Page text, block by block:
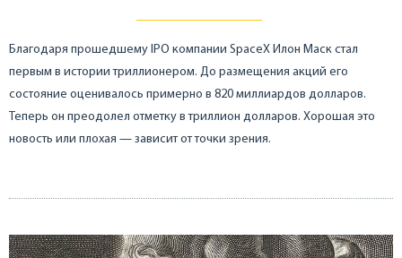
Благодаря прошедшему IPO компании SpaceX Илон Маск стал
первым в истории триллионером. До размещения акций его
состояние оценивалось примерно в 820 миллиардов долларов.
Теперь он преодолел отметку в триллион долларов. Хорошая это
новость или плохая — зависит от точки зрения.